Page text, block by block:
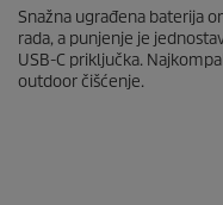
Snažna ugrađena baterija
rada, a punjenje je
USB-C priključka.
outdoor čišćenje.